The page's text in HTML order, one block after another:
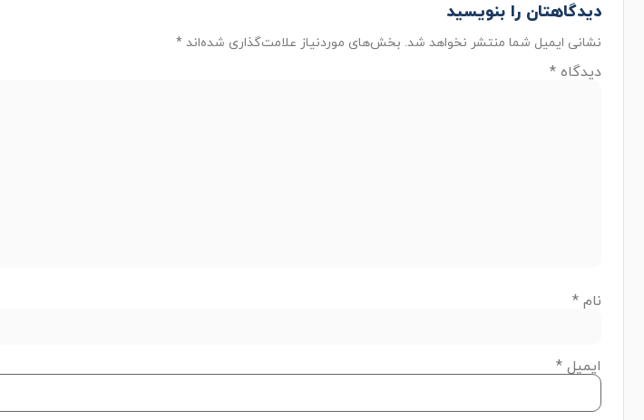
دیدگاهتان را بنویسید
نشانی ایمیل شما منتشر نخواهد شد. بخش‌های موردنیاز علامت‌گذاری شده‌اند *
دیدگاه *
نام *
ایمیل *